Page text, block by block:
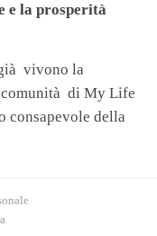
e la prosperità
vivono la
comunità di My Life
consapevole della